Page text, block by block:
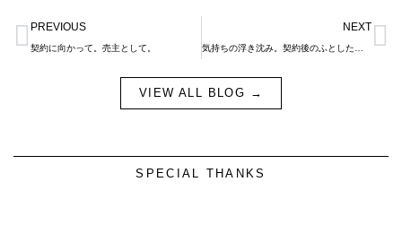
Prev
PREVIOUS
契約に向かって。売主として。
NEXT
VIEW ALL BLOG →
SPECIAL THANKS